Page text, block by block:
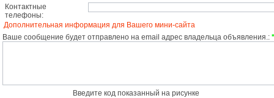
Контактные
телефоны:
Дополнительная информация для Вашего мини-сайта
Ваше сообщение будет отправлено на email адрес владельца объявления.: *
Введите код показанный на рисунке